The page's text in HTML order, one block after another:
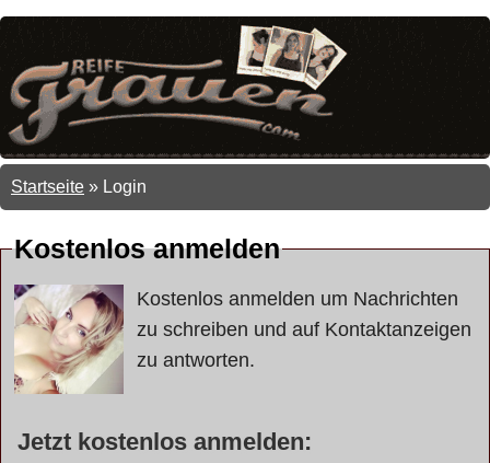
Startseite » Login
Kostenlos anmelden
Kostenlos anmelden um Nachrichten
zu schreiben und auf Kontaktanzeigen
zu antworten.
Jetzt kostenlos anmelden: